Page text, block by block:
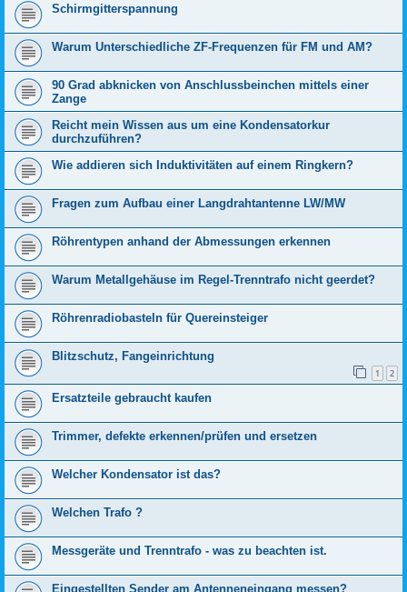
Schirmgitterspannung
Warum Unterschiedliche ZF-Frequenzen für FM und AM?
90 Grad abknicken von Anschlussbeinchen mittels einer
Zange
Reicht mein Wissen aus um eine Kondensatorkur
durchzuführen?
Wie addieren sich Induktivitäten auf einem Ringkern?
Fragen zum Aufbau einer Langdrahtantenne LW/MW
Röhrentypen anhand der Abmessungen erkennen
Warum Metallgehäuse im Regel-Trenntrafo nicht geerdet?
Röhrenradiobasteln für Quereinsteiger
Blitzschutz, Fangeinrichtung
1 2
Ersatzteile gebraucht kaufen
Trimmer, defekte erkennen/prüfen und ersetzen
Welcher Kondensator ist das?
Welchen Trafo ?
Messgeräte und Trenntrafo - was zu beachten ist.
Eingestellten Sender am Antenneneingang messen?